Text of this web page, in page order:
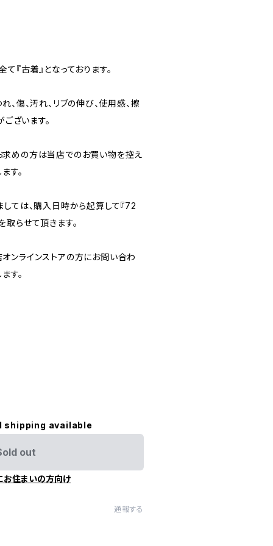
『古着』となっております。
、傷、汚れ、リブの伸び、使用感、擦
ざいます。
めの方は当店でのお買い物を控え
す。
ては、購入日時から起算して『72
らせて頂きます。
ンラインストアの方にお問い合わ
す。
shipping available
out
お住まいの方向け
通報する